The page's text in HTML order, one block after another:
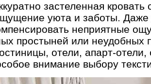
застеленная
уюта и заботы.
неприятные
простыней или неудобных
отели, апарт-
внимание выбору